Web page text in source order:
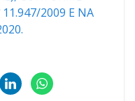
11.947/2009 E NA